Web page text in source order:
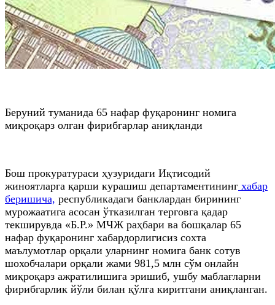
Беруний туманида 65 нафар фуқаронинг номига
миқроқарз олган фирибгарлар аниқланди
Бош прокуратураси ҳузуридаги Иқтисодий
жиноятларга қарши курашиш департаментининг хабар
беришича, республикадаги банклардан бирининг
мурожаатига асосан ўтказилган терговга қадар
текширувда «Б.Р.» МЧЖ раҳбари ва бошқалар 65
нафар фуқаронинг хабардорлигисиз сохта
маълумотлар орқали уларнинг номига банк сотув
шохобчалари орқали жами 981,5 млн сўм онлайн
миқроқарз ажратилишига эришиб, ушбу маблағларни
фирибгарлик йўли билан қўлга киритгани аниқланган.